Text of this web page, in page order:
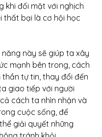
khi đối mặt với nghịch
thất bại là cơ hội học
này sẽ giúp ta xây
mạnh bên trong, cách
thần tự tin, thay đổi đến
giao tiếp với người
cách ta nhìn nhận và
cuộc sống, để
giải quyết những